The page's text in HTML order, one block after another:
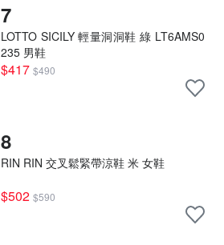
7
LOTTO SICILY 輕量洞洞鞋 綠 LT6AMS0
235 男鞋
$417 $490
8
RIN RIN 交叉鬆緊帶涼鞋 米 女鞋
$502 $590